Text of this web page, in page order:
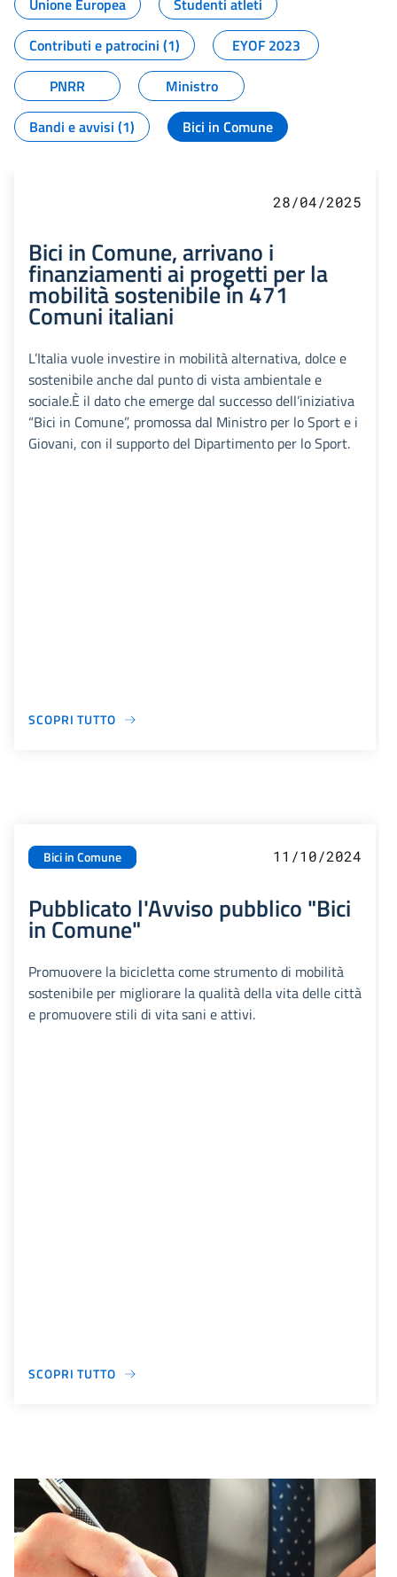
Unione Europea
Studenti atleti
Contributi e patrocini (1)
EYOF 2023
PNRR
Ministro
Bandi e avvisi (1)
Bici in Comune
28/04/2025
Bici in Comune, arrivano i
finanziamenti ai progetti per la
mobilità sostenibile in 471
Comuni italiani
L’Italia vuole investire in mobilità alternativa, dolce e
sostenibile anche dal punto di vista ambientale e
sociale.È il dato che emerge dal successo dell’iniziativa
“Bici in Comune”, promossa dal Ministro per lo Sport e i
Giovani, con il supporto del Dipartimento per lo Sport.
SCOPRI TUTTO
Bici in Comune 11/10/2024
Pubblicato l'Avviso pubblico "Bici
in Comune"
Promuovere la bicicletta come strumento di mobilità
sostenibile per migliorare la qualità della vita delle città
e promuovere stili di vita sani e attivi.
SCOPRI TUTTO